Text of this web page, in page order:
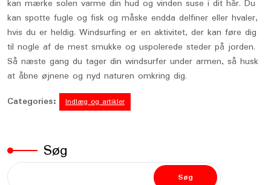
kan mærke solen varme din hud og vinden suse i dit hår. Du
kan spotte fugle og fisk og måske endda delfiner eller hvaler,
hvis du er heldig. Windsurfing er en aktivitet, der kan føre dig
til nogle af de mest smukke og uspolerede steder på jorden.
Så næste gang du tager din windsurfer under armen, så husk
at åbne øjnene og nyd naturen omkring dig.
Categories:
Indlæg og artikler
Søg
Søg